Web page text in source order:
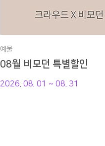
예물
08월 비모던 특별할인
2026. 08. 01 ~ 08. 31